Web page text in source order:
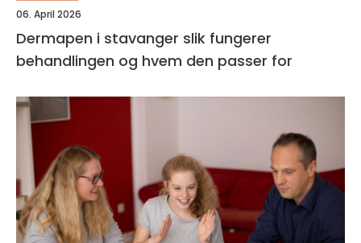
06. April 2026
Dermapen i stavanger slik fungerer
behandlingen og hvem den passer for